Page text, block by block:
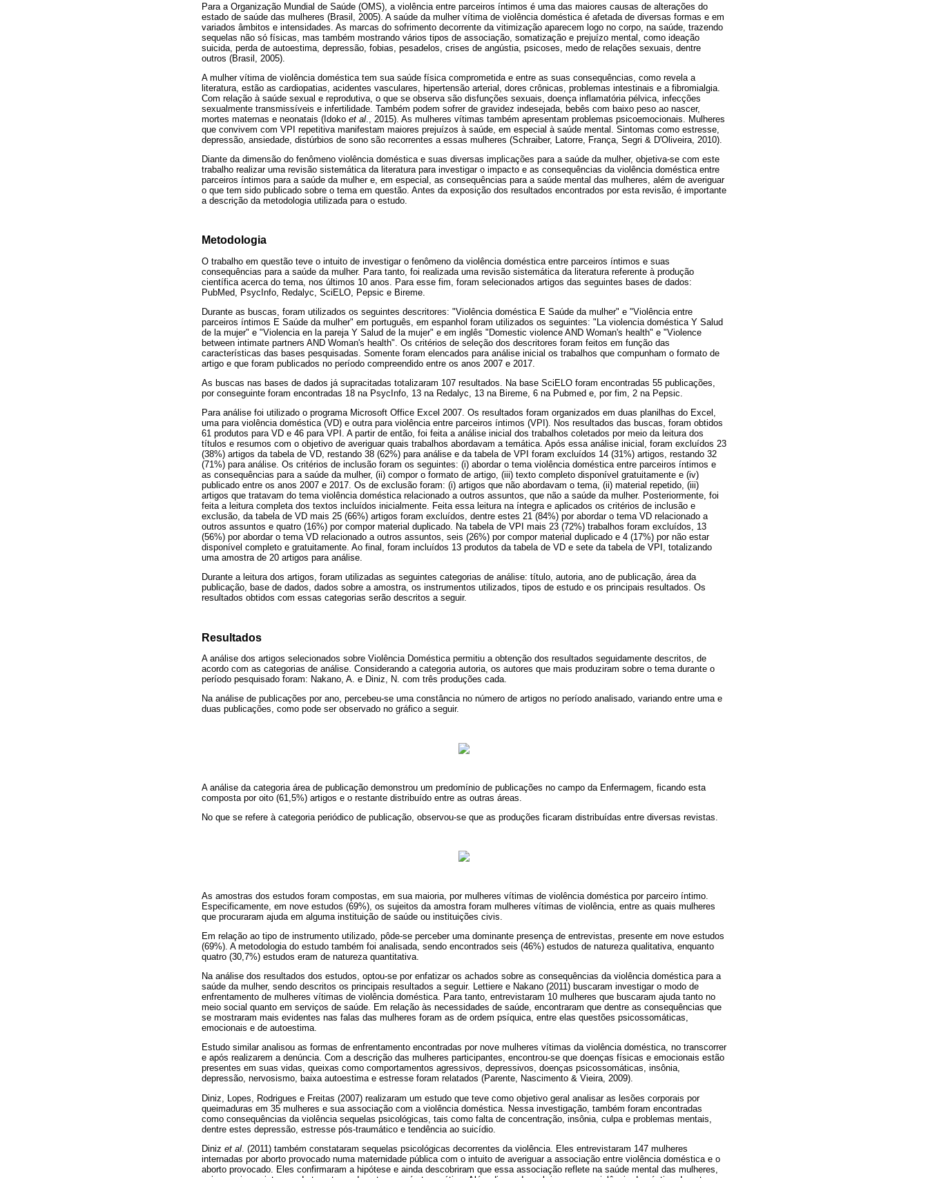
Para a Organização Mundial de Saúde (OMS), a violência entre parceiros íntimos é uma das maiores causas de alterações do
estado de saúde das mulheres (Brasil, 2005). A saúde da mulher vítima de violência doméstica é afetada de diversas formas e em
variados âmbitos e intensidades. As marcas do sofrimento decorrente da vitimização aparecem logo no corpo, na saúde, trazendo
sequelas não só físicas, mas também mostrando vários tipos de associação, somatização e prejuízo mental, como ideação
suicida, perda de autoestima, depressão, fobias, pesadelos, crises de angústia, psicoses, medo de relações sexuais, dentre
outros (Brasil, 2005).
A mulher vítima de violência doméstica tem sua saúde física comprometida e entre as suas consequências, como revela a
literatura, estão as cardiopatias, acidentes vasculares, hipertensão arterial, dores crônicas, problemas intestinais e a fibromialgia.
Com relação à saúde sexual e reprodutiva, o que se observa são disfunções sexuais, doença inflamatória pélvica, infecções
sexualmente transmissíveis e infertilidade. Também podem sofrer de gravidez indesejada, bebês com baixo peso ao nascer,
mortes maternas e neonatais (Idoko et al ., 2015). As mulheres vítimas também apresentam problemas psicoemocionais. Mulheres
que convivem com VPI repetitiva manifestam maiores prejuízos à saúde, em especial à saúde mental. Sintomas como estresse,
depressão, ansiedade, distúrbios de sono são recorrentes a essas mulheres (Schraiber, Latorre, França, Segri & D'Oliveira, 2010).
Diante da dimensão do fenômeno violência doméstica e suas diversas implicações para a saúde da mulher, objetiva-se com este
trabalho realizar uma revisão sistemática da literatura para investigar o impacto e as consequências da violência doméstica entre
parceiros íntimos para a saúde da mulher e, em especial, as consequências para a saúde mental das mulheres, além de averiguar
o que tem sido publicado sobre o tema em questão. Antes da exposição dos resultados encontrados por esta revisão, é importante
a descrição da metodologia utilizada para o estudo.
Metodologia
O trabalho em questão teve o intuito de investigar o fenômeno da violência doméstica entre parceiros íntimos e suas
consequências para a saúde da mulher. Para tanto, foi realizada uma revisão sistemática da literatura referente à produção
científica acerca do tema, nos últimos 10 anos. Para esse fim, foram selecionados artigos das seguintes bases de dados:
PubMed, PsycInfo, Redalyc, SciELO, Pepsic e Bireme.
Durante as buscas, foram utilizados os seguintes descritores: "Violência doméstica E Saúde da mulher" e "Violência entre
parceiros íntimos E Saúde da mulher" em português, em espanhol foram utilizados os seguintes: "La violencia doméstica Y Salud
de la mujer" e "Violencia en la pareja Y Salud de la mujer" e em inglês "Domestic violence AND Woman's health" e "Violence
between intimate partners AND Woman's health". Os critérios de seleção dos descritores foram feitos em função das
características das bases pesquisadas. Somente foram elencados para análise inicial os trabalhos que compunham o formato de
artigo e que foram publicados no período compreendido entre os anos 2007 e 2017.
As buscas nas bases de dados já supracitadas totalizaram 107 resultados. Na base SciELO foram encontradas 55 publicações,
por conseguinte foram encontradas 18 na PsycInfo, 13 na Redalyc, 13 na Bireme, 6 na Pubmed e, por fim, 2 na Pepsic.
Para análise foi utilizado o programa Microsoft Office Excel 2007. Os resultados foram organizados em duas planilhas do Excel,
uma para violência doméstica (VD) e outra para violência entre parceiros íntimos (VPI). Nos resultados das buscas, foram obtidos
61 produtos para VD e 46 para VPI. A partir de então, foi feita a análise inicial dos trabalhos coletados por meio da leitura dos
títulos e resumos com o objetivo de averiguar quais trabalhos abordavam a temática. Após essa análise inicial, foram excluídos 23
(38%) artigos da tabela de VD, restando 38 (62%) para análise e da tabela de VPI foram excluídos 14 (31%) artigos, restando 32
(71%) para análise. Os critérios de inclusão foram os seguintes: (i) abordar o tema violência doméstica entre parceiros íntimos e
as consequências para a saúde da mulher, (ii) compor o formato de artigo, (iii) texto completo disponível gratuitamente e (iv)
publicado entre os anos 2007 e 2017. Os de exclusão foram: (i) artigos que não abordavam o tema, (ii) material repetido, (iii)
artigos que tratavam do tema violência doméstica relacionado a outros assuntos, que não a saúde da mulher. Posteriormente, foi
feita a leitura completa dos textos incluídos inicialmente. Feita essa leitura na íntegra e aplicados os critérios de inclusão e
exclusão, da tabela de VD mais 25 (66%) artigos foram excluídos, dentre estes 21 (84%) por abordar o tema VD relacionado a
outros assuntos e quatro (16%) por compor material duplicado. Na tabela de VPI mais 23 (72%) trabalhos foram excluídos, 13
(56%) por abordar o tema VD relacionado a outros assuntos, seis (26%) por compor material duplicado e 4 (17%) por não estar
disponível completo e gratuitamente. Ao final, foram incluídos 13 produtos da tabela de VD e sete da tabela de VPI, totalizando
uma amostra de 20 artigos para análise.
Durante a leitura dos artigos, foram utilizadas as seguintes categorias de análise: título, autoria, ano de publicação, área da
publicação, base de dados, dados sobre a amostra, os instrumentos utilizados, tipos de estudo e os principais resultados. Os
resultados obtidos com essas categorias serão descritos a seguir.
Resultados
A análise dos artigos selecionados sobre Violência Doméstica permitiu a obtenção dos resultados seguidamente descritos, de
acordo com as categorias de análise. Considerando a categoria autoria, os autores que mais produziram sobre o tema durante o
período pesquisado foram: Nakano, A. e Diniz, N. com três produções cada.
Na análise de publicações por ano, percebeu-se uma constância no número de artigos no período analisado, variando entre uma e
duas publicações, como pode ser observado no gráfico a seguir.
A análise da categoria área de publicação demonstrou um predomínio de publicações no campo da Enfermagem, ficando esta
composta por oito (61,5%) artigos e o restante distribuído entre as outras áreas.
No que se refere à categoria periódico de publicação, observou-se que as produções ficaram distribuídas entre diversas revistas.
As amostras dos estudos foram compostas, em sua maioria, por mulheres vítimas de violência doméstica por parceiro íntimo.
Especificamente, em nove estudos (69%), os sujeitos da amostra foram mulheres vítimas de violência, entre as quais mulheres
que procuraram ajuda em alguma instituição de saúde ou instituições civis.
Em relação ao tipo de instrumento utilizado, pôde-se perceber uma dominante presença de entrevistas, presente em nove estudos
(69%). A metodologia do estudo também foi analisada, sendo encontrados seis (46%) estudos de natureza qualitativa, enquanto
quatro (30,7%) estudos eram de natureza quantitativa.
Na análise dos resultados dos estudos, optou-se por enfatizar os achados sobre as consequências da violência doméstica para a
saúde da mulher, sendo descritos os principais resultados a seguir. Lettiere e Nakano (2011) buscaram investigar o modo de
enfrentamento de mulheres vítimas de violência doméstica. Para tanto, entrevistaram 10 mulheres que buscaram ajuda tanto no
meio social quanto em serviços de saúde. Em relação às necessidades de saúde, encontraram que dentre as consequências que
se mostraram mais evidentes nas falas das mulheres foram as de ordem psíquica, entre elas questões psicossomáticas,
emocionais e de autoestima.
Estudo similar analisou as formas de enfrentamento encontradas por nove mulheres vítimas da violência doméstica, no transcorrer
e após realizarem a denúncia. Com a descrição das mulheres participantes, encontrou-se que doenças físicas e emocionais estão
presentes em suas vidas, queixas como comportamentos agressivos, depressivos, doenças psicossomáticas, insônia,
depressão, nervosismo, baixa autoestima e estresse foram relatados (Parente, Nascimento & Vieira, 2009).
Diniz, Lopes, Rodrigues e Freitas (2007) realizaram um estudo que teve como objetivo geral analisar as lesões corporais por
queimaduras em 35 mulheres e sua associação com a violência doméstica. Nessa investigação, também foram encontradas
como consequências da violência sequelas psicológicas, tais como falta de concentração, insônia, culpa e problemas mentais,
dentre estes depressão, estresse pós-traumático e tendência ao suicídio.
Diniz et al . (2011) também constataram sequelas psicológicas decorrentes da violência. Eles entrevistaram 147 mulheres
internadas por aborto provocado numa maternidade pública com o intuito de averiguar a associação entre violência doméstica e o
aborto provocado. Eles confirmaram a hipótese e ainda descobriram que essa associação reflete na saúde mental das mulheres,